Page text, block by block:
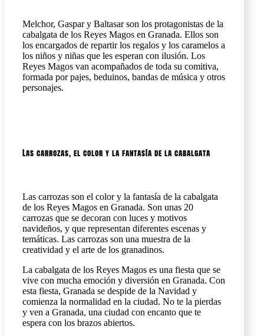
Melchor, Gaspar y Baltasar son los protagonistas de la
cabalgata de los Reyes Magos en Granada. Ellos son
los encargados de repartir los regalos y los caramelos a
los niños y niñas que les esperan con ilusión. Los
Reyes Magos van acompañados de toda su comitiva,
formada por pajes, beduinos, bandas de música y otros
personajes.
Las carrozas, el color y la fantasía de la cabalgata
Las carrozas son el color y la fantasía de la cabalgata
de los Reyes Magos en Granada. Son unas 20
carrozas que se decoran con luces y motivos
navideños, y que representan diferentes escenas y
temáticas. Las carrozas son una muestra de la
creatividad y el arte de los granadinos.
La cabalgata de los Reyes Magos es una fiesta que se
vive con mucha emoción y diversión en Granada. Con
esta fiesta, Granada se despide de la Navidad y
comienza la normalidad en la ciudad. No te la pierdas
y ven a Granada, una ciudad con encanto que te
espera con los brazos abiertos.